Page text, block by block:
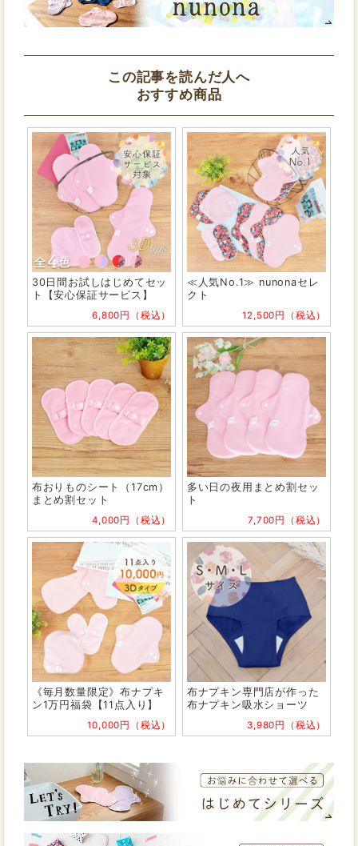
この記事を読んだ人へ
おすすめ商品
30日間お試しはじめてセッ
ト【安心保証サービス】
6,800円（税込）
≪人気No.1≫ nunonaセレ
クト
12,500円（税込）
布おりものシート（17cm）
まとめ割セット
4,000円（税込）
多い日の夜用まとめ割セッ
ト
7,700円（税込）
《毎月数量限定》布ナプキ
ン1万円福袋【11点入り】
10,000円（税込）
布ナプキン専門店が作った
布ナプキン吸水ショーツ
3,980円（税込）